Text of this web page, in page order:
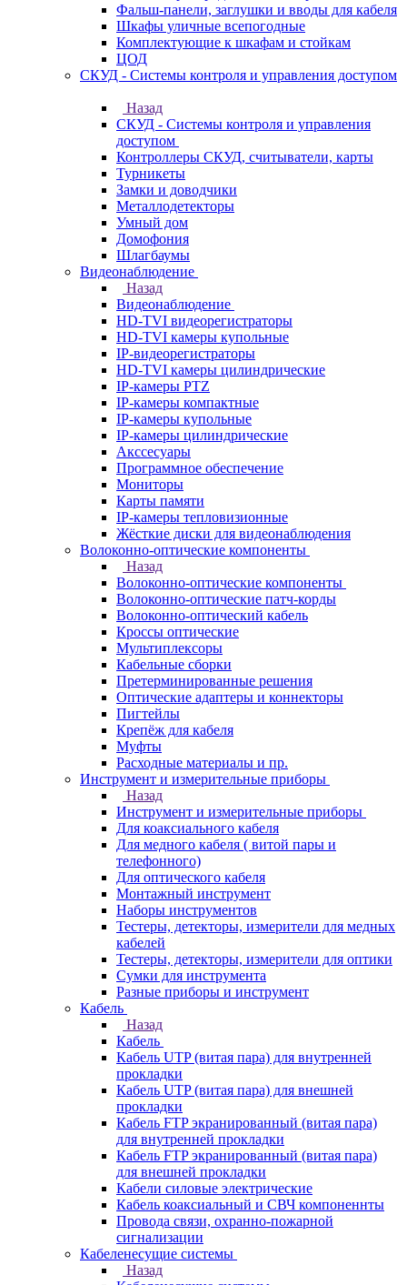
Фальш-панели, заглушки и вводы для кабеля
Шкафы уличные всепогодные
Комплектующие к шкафам и стойкам
ЦОД
СКУД - Системы контроля и управления доступом
Назад
СКУД - Системы контроля и управления
доступом
Контроллеры СКУД, считыватели, карты
Турникеты
Замки и доводчики
Металлодетекторы
Умный дом
Домофония
Шлагбаумы
Видеонаблюдение
Назад
Видеонаблюдение
HD-TVI видеорегистраторы
HD-TVI камеры купольные
IP-видеорегистраторы
HD-TVI камеры цилиндрические
IP-камеры PTZ
IP-камеры компактные
IP-камеры купольные
IP-камеры цилиндрические
Акссесуары
Программное обеспечение
Мониторы
Карты памяти
IP-камеры тепловизионные
Жёсткие диски для видеонаблюдения
Волоконно-оптические компоненты
Назад
Волоконно-оптические компоненты
Волоконно-оптические патч-корды
Волоконно-оптический кабель
Кроссы оптические
Мультиплексоры
Кабельные сборки
Претерминированные решения
Оптические адаптеры и коннекторы
Пигтейлы
Крепёж для кабеля
Муфты
Расходные материалы и пр.
Инструмент и измерительные приборы
Назад
Инструмент и измерительные приборы
Для коаксиального кабеля
Для медного кабеля ( витой пары и
телефонного)
Для оптического кабеля
Монтажный инструмент
Наборы инструментов
Тестеры, детекторы, измерители для медных
кабелей
Тестеры, детекторы, измерители для оптики
Сумки для инструмента
Разные приборы и инструмент
Кабель
Назад
Кабель
Кабель UTP (витая пара) для внутренней
прокладки
Кабель UTP (витая пара) для внешней
прокладки
Кабель FTP экранированный (витая пара)
для внутренней прокладки
Кабель FTP экранированный (витая пара)
для внешней прокладки
Кабели силовые электрические
Кабель коаксиальный и СВЧ компоненнты
Провода связи, охранно-пожарной
сигнализации
Кабеленесущие системы
Назад